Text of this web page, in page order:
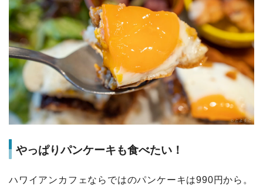
やっぱりパンケーキも食べたい！
ハワイアンカフェならではのパンケーキは990円から。